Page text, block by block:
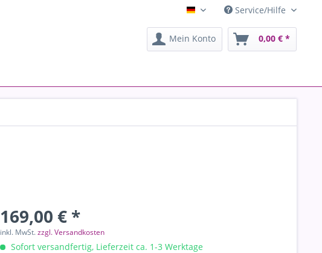
artHB Kunstgalerie
Service/Hilfe
Mein Konto 0,00 € *
169,00 € *
inkl. MwSt.zzgl. Versandkosten
Sofort versandfertig, Lieferzeit ca. 1-3 Werktage